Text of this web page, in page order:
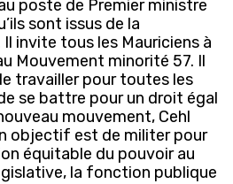
poste de Premier ministre
sont issus de la
invite tous les Mauriciens à
Mouvement minorité 57. Il
travailler pour toutes les
se battre pour un droit égal
mouvement, Cehl
objectif est de militer pour
équitable du pouvoir au
la fonction publique